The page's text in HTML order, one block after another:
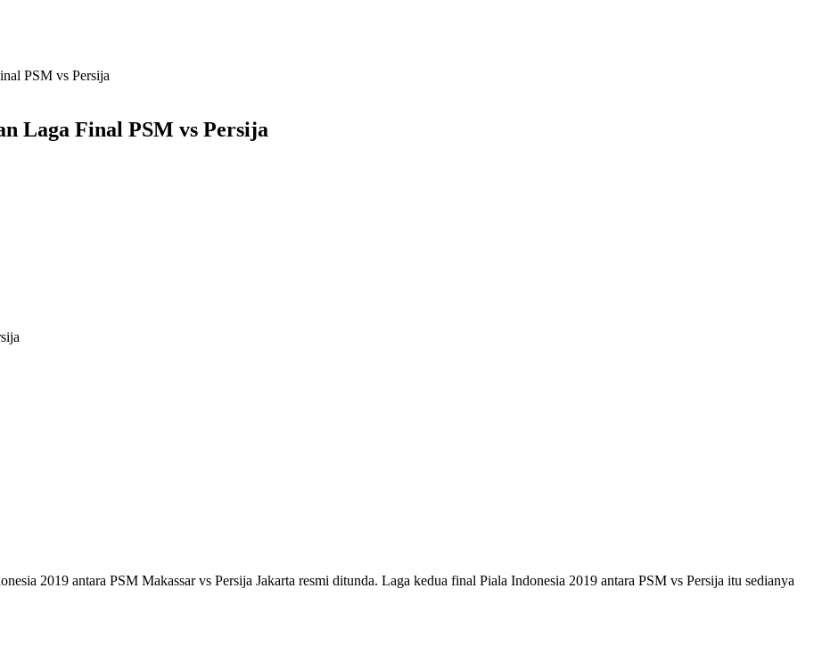
PSM vs Persija
Laga Final PSM vs Persija
2019 antara PSM Makassar vs Persija Jakarta resmi ditunda. Laga kedua final Piala Indonesia 2019 antara PSM vs Persija itu sedianya